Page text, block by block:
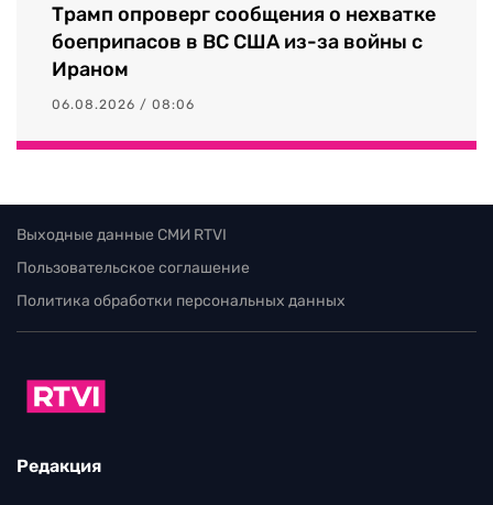
Трамп опроверг сообщения о нехватке
боеприпасов в ВС США из-за войны с
Ираном
06.08.2026 / 08:06
Выходные данные СМИ RTVI
Пользовательское соглашение
Политика обработки персональных данных
Редакция